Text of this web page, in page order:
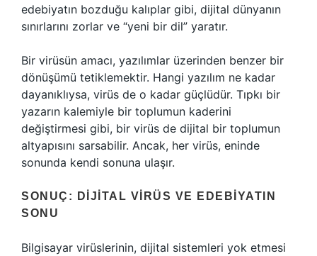
edebiyatın bozduğu kalıplar gibi, dijital dünyanın
sınırlarını zorlar ve “yeni bir dil” yaratır.
Bir virüsün amacı, yazılımlar üzerinden benzer bir
dönüşümü tetiklemektir. Hangi yazılım ne kadar
dayanıklıysa, virüs de o kadar güçlüdür. Tıpkı bir
yazarın kalemiyle bir toplumun kaderini
değiştirmesi gibi, bir virüs de dijital bir toplumun
altyapısını sarsabilir. Ancak, her virüs, eninde
sonunda kendi sonuna ulaşır.
SONUÇ: DIJITAL VIRÜS VE EDEBIYATIN
SONU
Bilgisayar virüslerinin, dijital sistemleri yok etmesi